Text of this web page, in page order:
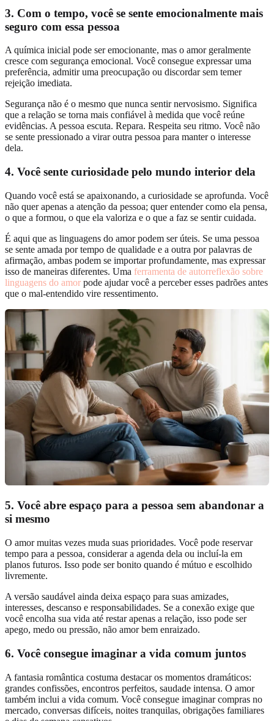
3. Com o tempo, você se sente emocionalmente mais
seguro com essa pessoa
A química inicial pode ser emocionante, mas o amor geralmente
cresce com segurança emocional. Você consegue expressar uma
preferência, admitir uma preocupação ou discordar sem temer
rejeição imediata.
Segurança não é o mesmo que nunca sentir nervosismo. Significa
que a relação se torna mais confiável à medida que você reúne
evidências. A pessoa escuta. Repara. Respeita seu ritmo. Você não
se sente pressionado a virar outra pessoa para manter o interesse
dela.
4. Você sente curiosidade pelo mundo interior dela
Quando você está se apaixonando, a curiosidade se aprofunda. Você
não quer apenas a atenção da pessoa; quer entender como ela pensa,
o que a formou, o que ela valoriza e o que a faz se sentir cuidada.
É aqui que as linguagens do amor podem ser úteis. Se uma pessoa
se sente amada por tempo de qualidade e a outra por palavras de
afirmação, ambas podem se importar profundamente, mas expressar
isso de maneiras diferentes. Uma ferramenta de autorreflexão sobre
linguagens do amor pode ajudar você a perceber esses padrões antes
que o mal-entendido vire ressentimento.
5. Você abre espaço para a pessoa sem abandonar a
si mesmo
O amor muitas vezes muda suas prioridades. Você pode reservar
tempo para a pessoa, considerar a agenda dela ou incluí-la em
planos futuros. Isso pode ser bonito quando é mútuo e escolhido
livremente.
A versão saudável ainda deixa espaço para suas amizades,
interesses, descanso e responsabilidades. Se a conexão exige que
você encolha sua vida até restar apenas a relação, isso pode ser
apego, medo ou pressão, não amor bem enraizado.
6. Você consegue imaginar a vida comum juntos
A fantasia romântica costuma destacar os momentos dramáticos:
grandes confissões, encontros perfeitos, saudade intensa. O amor
também inclui a vida comum. Você consegue imaginar compras no
mercado, conversas difíceis, noites tranquilas, obrigações familiares